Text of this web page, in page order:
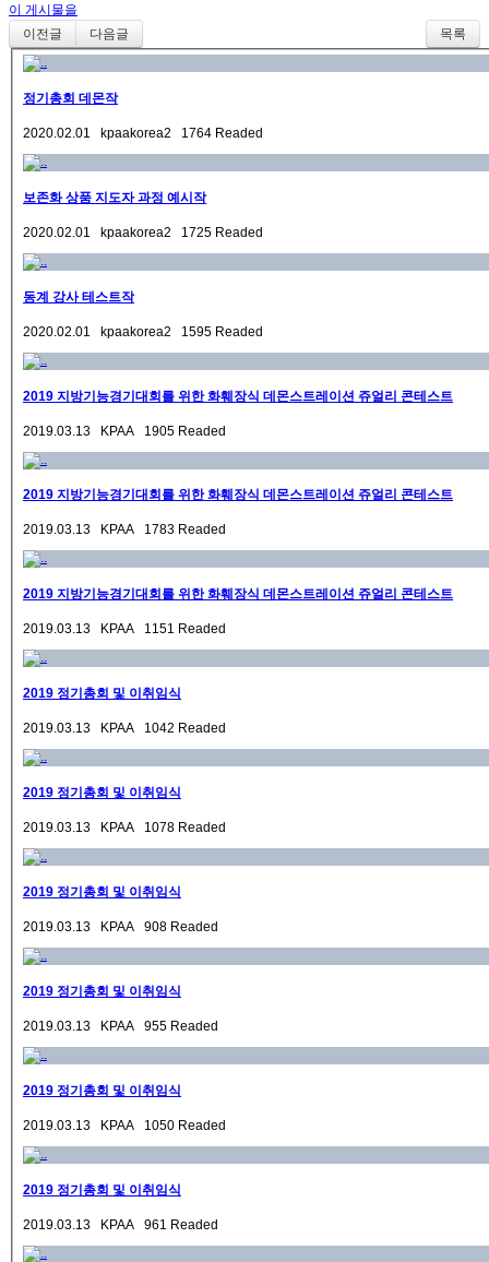
이 게시물을
이전글
다음글 목록
정기총회 데몬작
2020.02.01 kpaakorea2 1764 Readed
보존화 상품 지도자 과정 예시작
2020.02.01 kpaakorea2 1725 Readed
동계 강사 테스트작
2020.02.01 kpaakorea2 1595 Readed
2019 지방기능경기대회를 위한 화훼장식 데몬스트레이션 쥬얼리 콘테스트
2019.03.13 KPAA 1905 Readed
2019 지방기능경기대회를 위한 화훼장식 데몬스트레이션 쥬얼리 콘테스트
2019.03.13 KPAA 1783 Readed
2019 지방기능경기대회를 위한 화훼장식 데몬스트레이션 쥬얼리 콘테스트
2019.03.13 KPAA 1151 Readed
2019 정기총회 및 이취임식
2019.03.13 KPAA 1042 Readed
2019 정기총회 및 이취임식
2019.03.13 KPAA 1078 Readed
2019 정기총회 및 이취임식
2019.03.13 KPAA 908 Readed
2019 정기총회 및 이취임식
2019.03.13 KPAA 955 Readed
2019 정기총회 및 이취임식
2019.03.13 KPAA 1050 Readed
2019 정기총회 및 이취임식
2019.03.13 KPAA 961 Readed